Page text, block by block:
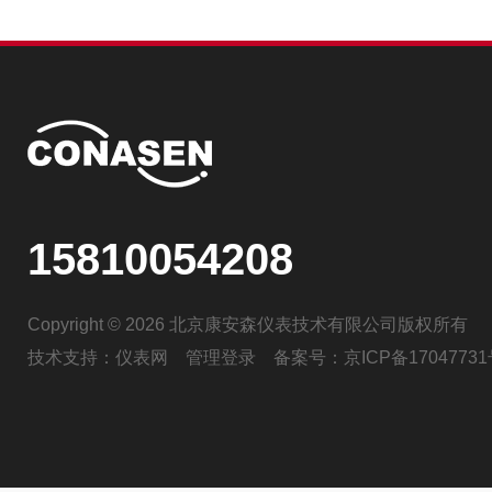
15810054208
Copyright © 2026 北京康安森仪表技术有限公司版权所有
技术支持： 仪表网 管理登录 备案号： 京ICP备17047731